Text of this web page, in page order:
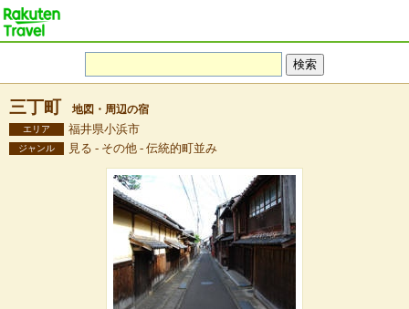
三丁町 地図・周辺の宿
エリア 福井県小浜市
ジャンル 見る - その他 - 伝統的町並み